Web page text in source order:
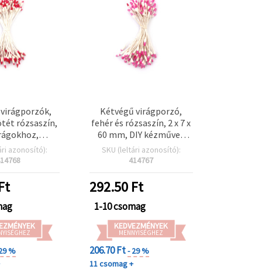
rózsaszín,
és DIY
projektekhez,
azonosító):
%
Kétvégű virágporzó,
fehér és rózsaszín, 2 x 7 x
60 mm, DIY kézműves
virágkészítéshez és
dekorációhoz, kb. 144 db
SKU (leltári azonosító):
414767
292.50Ft
1-10 csomag
KEDVEZMÉNYEK
MENNYISÉGHEZ
206.70 Ft- 29 %
11 csomag +